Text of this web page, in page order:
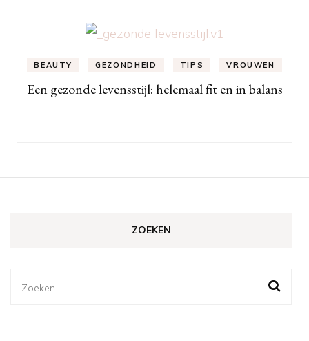
BEAUTY GEZONDHEID TIPS VROUWEN
Een gezonde levensstijl: helemaal fit en in balans
ZOEKEN
Zoeken